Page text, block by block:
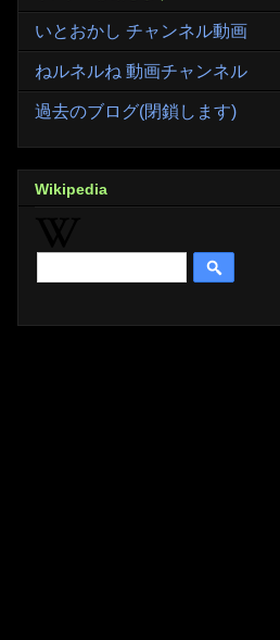
いとおかし チャンネル動画
ねルネルね 動画チャンネル
過去のブログ(閉鎖します)
Wikipedia